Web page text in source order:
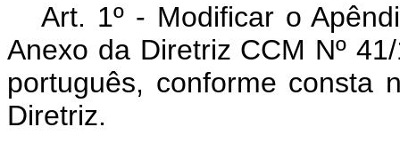
Art. 1º - Modificar o
Anexo da Diretriz CCM Nº
português, conforme consta
Diretriz.